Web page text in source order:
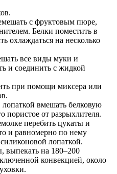
с фруктовым пюре,
Белки поместить в
охлаждаться на несколько
все виды муки и
и соединить с жидкой
при помощи миксера или
вмешать белковую
пористое от разрыхлителя.
перебить цукаты и
и равномерно по нему
лопаткой.
выпекать на 180–200
конвекцией, около